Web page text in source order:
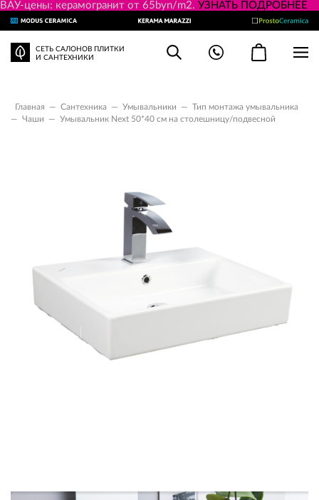
ВАУ-цены: керамогранит от 65byn/m2. УЗНАТЬ ПОДРОБНЕЕ
СЕТЬ САЛОНОВ ПЛИТКИ
И САНТЕХНИКИ
Главная — Сантехника — Умывальники — Тип монтажа умывальника
— Чаши — Умывальник Next 50*40 см на столешницу/подвесной